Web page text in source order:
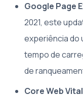
Google Page
2021, este
experiência do
tempo de
de
Core Web